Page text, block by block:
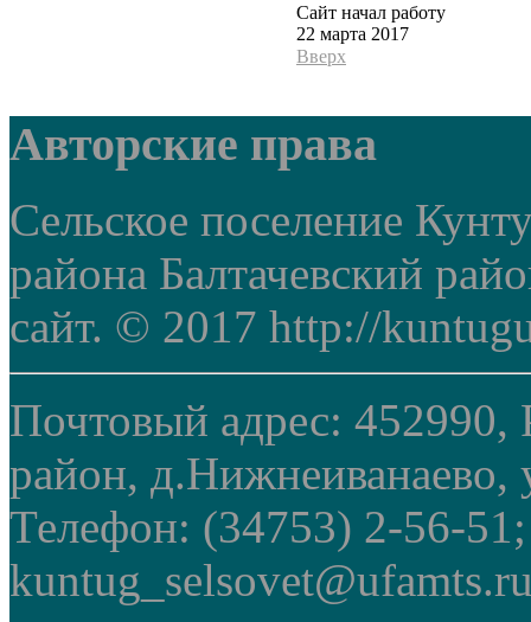
Сайт начал работу
22 марта 2017
Вверх
Авторские права
Сельское поселение
района Балтачевский
сайт. © 2017 http://
Почтовый адрес: 452990,
район, д.Нижнеиванаево,
Телефон: (34753) 2-56-